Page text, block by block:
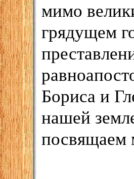
мимо
грядущем
Бориса и
нашей
посвящаем